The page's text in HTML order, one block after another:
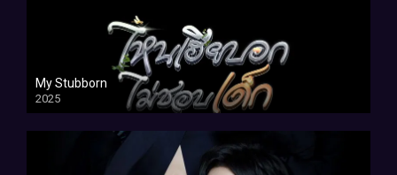
My Stubborn
2025